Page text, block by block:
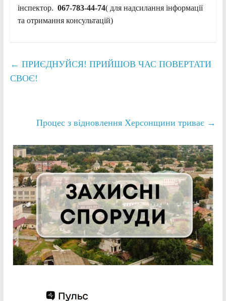
інспектор. 067-783-44-74( для надсилання інформації
та отримання консультацій)
← ПРИЄДНУЙСЯ! ПРИЙШОВ ЧАС ПОВЕРТАТИ
СВОЄ!
Процес з відновлення Херсонщини триває →